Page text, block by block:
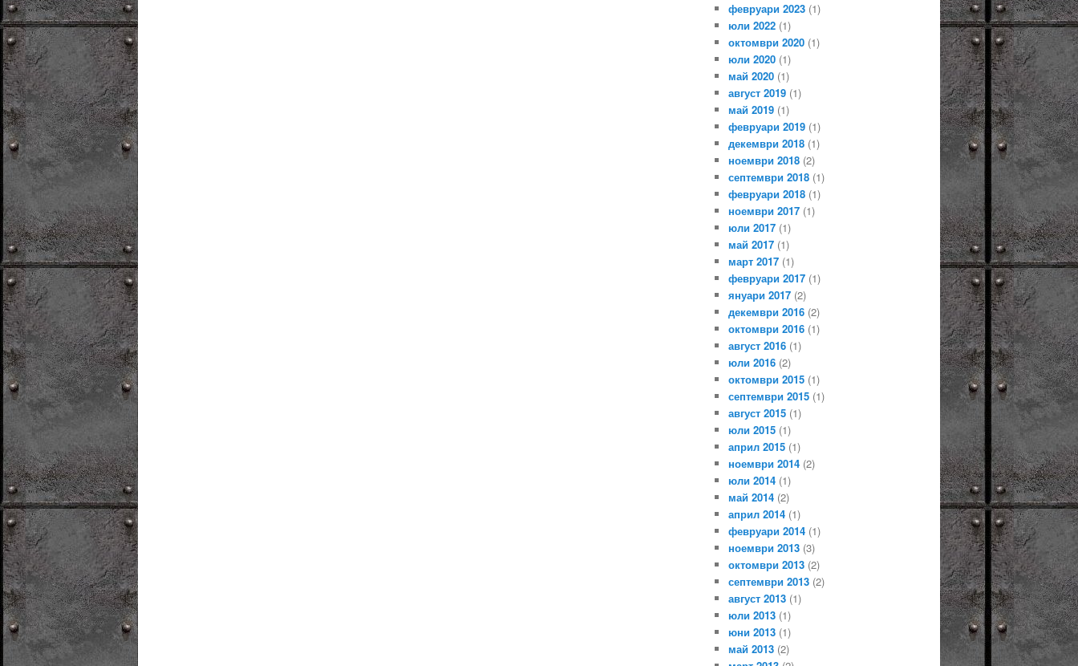
февруари 2023 (1)
юли 2022 (1)
октомври 2020 (1)
юли 2020 (1)
май 2020 (1)
август 2019 (1)
май 2019 (1)
февруари 2019 (1)
декември 2018 (1)
ноември 2018 (2)
септември 2018 (1)
февруари 2018 (1)
ноември 2017 (1)
юли 2017 (1)
май 2017 (1)
март 2017 (1)
февруари 2017 (1)
януари 2017 (2)
декември 2016 (2)
октомври 2016 (1)
август 2016 (1)
юли 2016 (2)
октомври 2015 (1)
септември 2015 (1)
август 2015 (1)
юли 2015 (1)
април 2015 (1)
ноември 2014 (2)
юли 2014 (1)
май 2014 (2)
април 2014 (1)
февруари 2014 (1)
ноември 2013 (3)
октомври 2013 (2)
септември 2013 (2)
август 2013 (1)
юли 2013 (1)
юни 2013 (1)
май 2013 (2)